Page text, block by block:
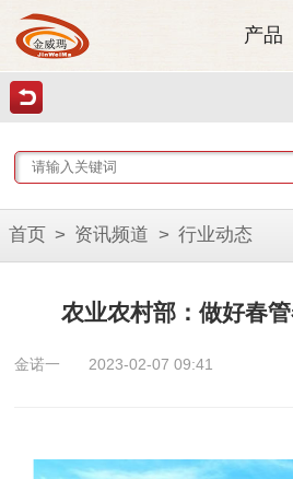
产品
首页 > 资讯频道 > 行业动态
农业农村部：做好春
金诺一 2023-02-07 09:41